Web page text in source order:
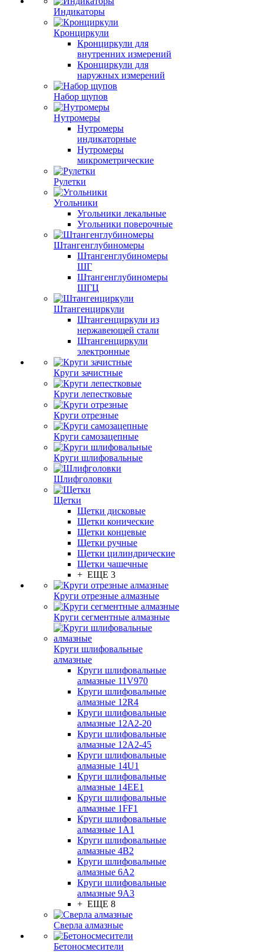
Индикаторы
Кронциркули
Кронциркули для
внутренних измерений
Кронциркули для
наружных измерений
Набор щупов
Нутромеры
Нутромеры
индикаторные
Нутромеры
микрометрические
Рулетки
Угольники
Угольники лекальные
Угольники поверочные
Штангенглубиномеры
Штангенглубиномеры
ШГ
Штангенглубиномеры
ШГЦ
Штангенциркули
Штангенциркули из
нержавеющей стали
Штангенциркули
электронные
Круги зачистные
Круги лепестковые
Круги отрезные
Круги самозацепные
Круги шлифовальные
Шлифголовки
Щетки
Щетки дисковые
Щетки конические
Щетки концевые
Щетки ручные
Щетки цилиндрические
Щетки чашечные
+ ЕЩЕ 3
Круги отрезные алмазные
Круги сегментные алмазные
Круги шлифовальные
алмазные
Круги шлифовальные
алмазные 11V970
Круги шлифовальные
алмазные 12R4
Круги шлифовальные
алмазные 12А2-20
Круги шлифовальные
алмазные 12А2-45
Круги шлифовальные
алмазные 14U1
Круги шлифовальные
алмазные 14ЕЕ1
Круги шлифовальные
алмазные 1FF1
Круги шлифовальные
алмазные 1А1
Круги шлифовальные
алмазные 4В2
Круги шлифовальные
алмазные 6A2
Круги шлифовальные
алмазные 9А3
+ ЕЩЕ 8
Сверла алмазные
Бетоносмесители